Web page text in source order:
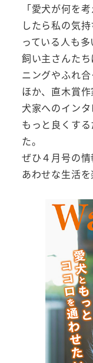
「愛犬が何を
したら私の気
っている人も
飼い主さんた
ニングやふれ
ほか、直木賞
犬家へのイン
もっと良くす
た。
ぜひ４月号の
あわせな生活を